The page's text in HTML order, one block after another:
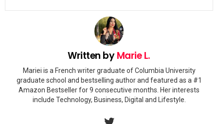
Written byMarie L.
Mariei is a French writer graduate of Columbia University
graduate school and bestselling author and featured as a #1
Amazon Bestseller for 9 consecutive months. Her interests
include Technology, Business, Digital and Lifestyle.